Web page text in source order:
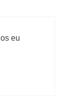
eu